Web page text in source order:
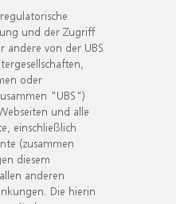
und der Zugriff
andere von der UBS
oder
"UBS")
und alle
einschließlich
(zusammen
diesem
anderen
Die hierin